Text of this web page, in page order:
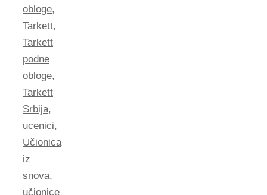
obloge,
Tarkett,
Tarkett
podne
obloge,
Tarkett
Srbija,
ucenici,
Učionica
iz
snova,
učionice